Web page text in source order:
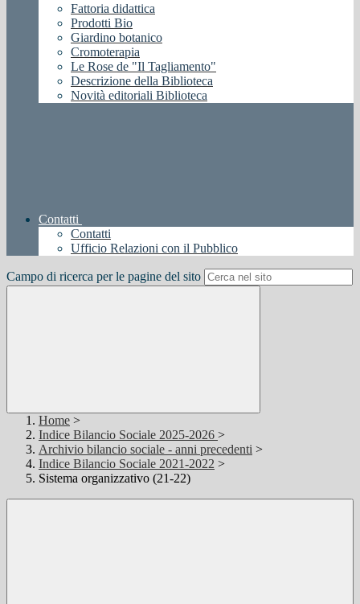
Fattoria didattica
Prodotti Bio
Giardino botanico
Cromoterapia
Le Rose de "Il Tagliamento"
Descrizione della Biblioteca
Novità editoriali Biblioteca
Contatti
Contatti
Ufficio Relazioni con il Pubblico
Campo di ricerca per le pagine del sito
Home >
Indice Bilancio Sociale 2025-2026 >
Archivio bilancio sociale - anni precedenti >
Indice Bilancio Sociale 2021-2022 >
Sistema organizzativo (21-22)